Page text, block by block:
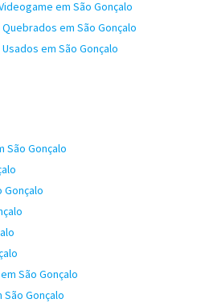
em São Gonçalo
em São Gonçalo
em São Gonçalo
São Gonçalo
Gonçalo
São Gonçalo
Gonçalo